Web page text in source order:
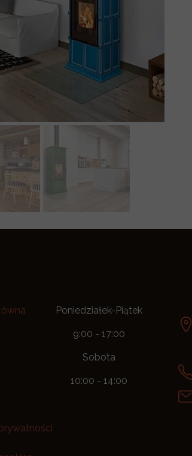
Poniedziałek-Piątek
9:00 - 17:00
Sobota
10:00 - 14:00